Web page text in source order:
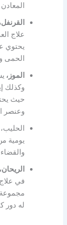
علاج
يحتوي
الحمى
الموز،
وكذلك
حيث
وعنصر
يومية
الريحان،
في
مجموعة
له دور